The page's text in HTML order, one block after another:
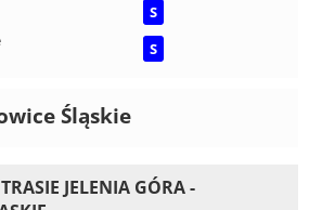
S
S
Śląskie
JELENIA GÓRA -